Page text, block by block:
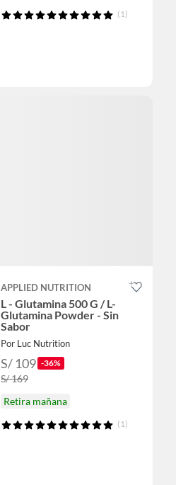
(1)
APPLIED NUTRITION
L - Glutamina 500 G / L-
Glutamina Powder - Sin
Sabor
Por Luc Nutrition
S/ 109 -36%
S/ 169
Retira mañana
(1)